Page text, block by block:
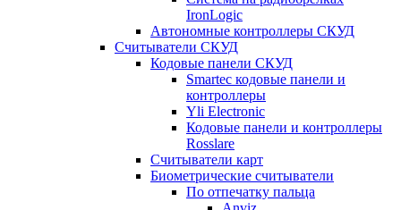
IronLogic
Автономные контроллеры СКУД
Считыватели СКУД
Кодовые панели СКУД
Smartec кодовые панели и
контроллеры
Yli Electronic
Кодовые панели и контроллеры
Rosslare
Считыватели карт
Биометрические считыватели
По отпечатку пальца